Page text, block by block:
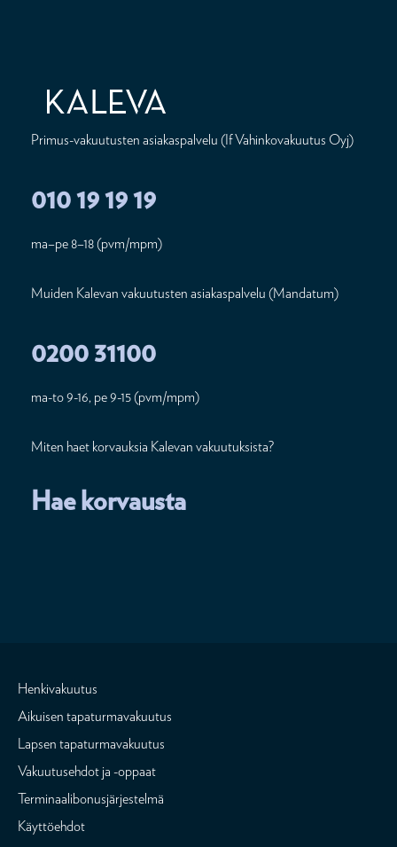
Primus-vakuutusten asiakaspalvelu (If Vahinkovakuutus Oyj)
010 19 19 19
ma–pe 8–18 (pvm/mpm)
Muiden Kalevan vakuutusten asiakaspalvelu (Mandatum)
0200 31100
ma-to 9-16, pe 9-15 (pvm/mpm)
Miten haet korvauksia Kalevan vakuutuksista?
Hae korvausta
Henkivakuutus
Aikuisen tapaturmavakuutus
Lapsen tapaturmavakuutus
Vakuutusehdot ja -oppaat
Terminaalibonusjärjestelmä
Käyttöehdot